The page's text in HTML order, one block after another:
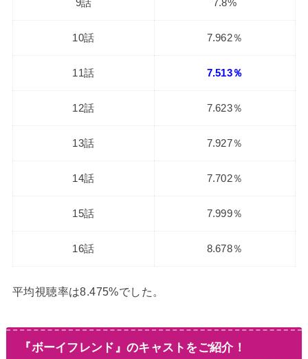
9話 7.8%
10話 7.962％
11話 7.513％
12話 7.623％
13話 7.927％
14話 7.702％
15話 7.999％
16話 8.678％
平均視聴率は8.475%でした。
『ボーイフレンド』のキャストをご紹介！